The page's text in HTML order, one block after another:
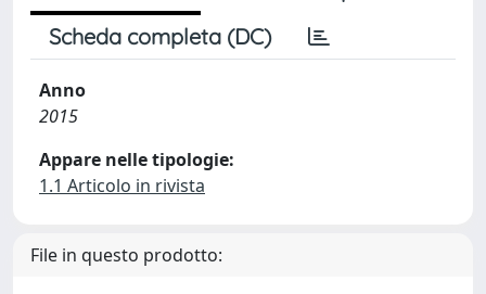
Scheda completa (DC)
Anno
2015
Appare nelle tipologie:
1.1 Articolo in rivista
File in questo prodotto: